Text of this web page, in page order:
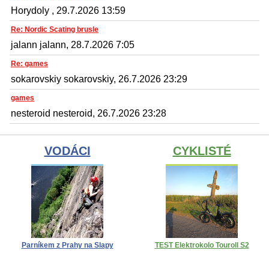
Horydoly , 29.7.2026 13:59
Re: Nordic Scating brusle
jalann jalann, 28.7.2026 7:05
Re: games
sokarovskiy sokarovskiy, 26.7.2026 23:29
games
nesteroid nesteroid, 26.7.2026 23:28
VODÁCI
Parníkem z Prahy na Slapy
CYKLISTÉ
TEST Elektrokolo Touroll S2